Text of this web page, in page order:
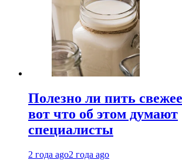
Полезно ли пить
вот что об этом думают
специалисты
2 года ago2 года ago